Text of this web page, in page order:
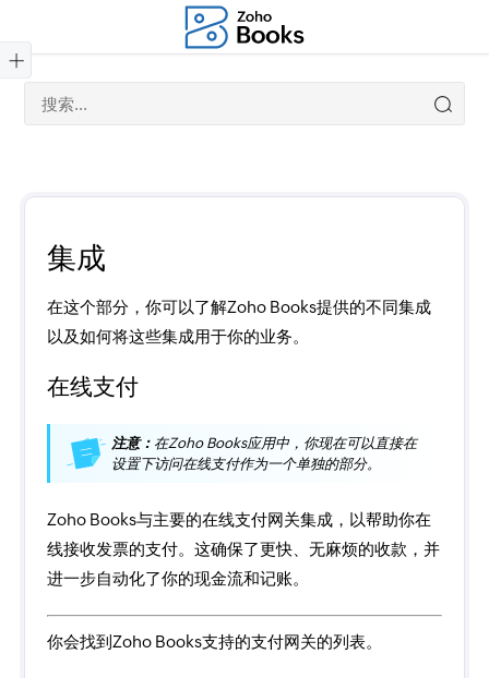
集成
在这个部分，你可以了解Zoho Books提供的不同集成
以及如何将这些集成用于你的业务。
在线支付
注意： 在Zoho Books应用中，你现在可以直接在
设置下访问在线支付作为一个单独的部分。
Zoho Books与主要的在线支付网关集成，以帮助你在
线接收发票的支付。这确保了更快、无麻烦的收款，并
进一步自动化了你的现金流和记账。
你会找到Zoho Books支持的支付网关的列表。